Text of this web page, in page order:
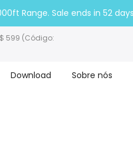
Range. Sale ends in 52
599 (Código:
Download Sobre nós